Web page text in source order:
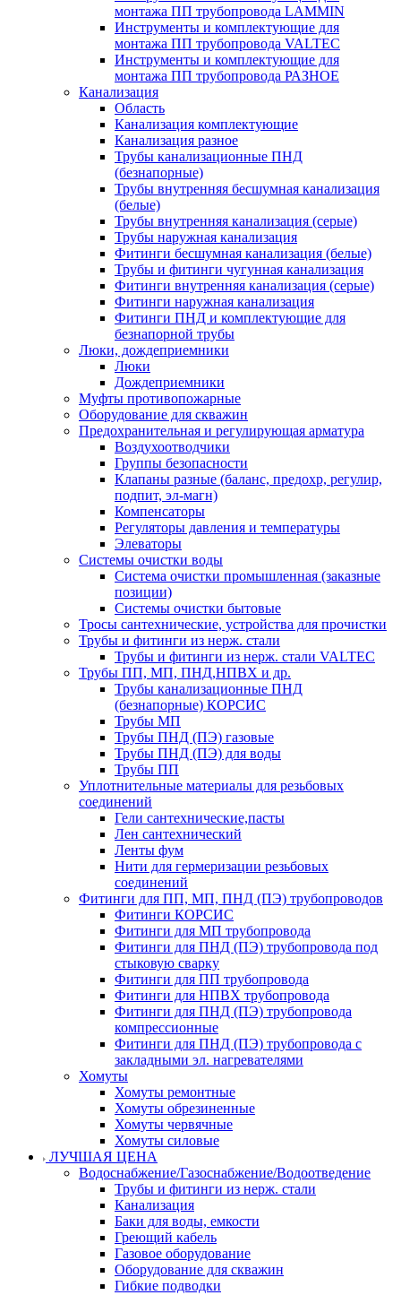
монтажа ПП трубопровода LAMMIN
Инструменты и комплектующие для
монтажа ПП трубопровода VALTEC
Инструменты и комплектующие для
монтажа ПП трубопровода РАЗНОЕ
Канализация
Область
Канализация комплектующие
Канализация разное
Трубы канализационные ПНД
(безнапорные)
Трубы внутренняя бесшумная канализация
(белые)
Трубы внутренняя канализация (серые)
Трубы наружная канализация
Фитинги бесшумная канализация (белые)
Трубы и фитинги чугунная канализация
Фитинги внутренняя канализация (серые)
Фитинги наружная канализация
Фитинги ПНД и комплектующие для
безнапорной трубы
Люки, дождеприемники
Люки
Дождеприемники
Муфты противопожарные
Оборудование для скважин
Предохранительная и регулирующая арматура
Воздухоотводчики
Группы безопасности
Клапаны разные (баланс, предохр, регулир,
подпит, эл-магн)
Компенсаторы
Регуляторы давления и температуры
Элеваторы
Системы очистки воды
Система очистки промышленная (заказные
позиции)
Системы очистки бытовые
Тросы сантехнические, устройства для прочистки
Трубы и фитинги из нерж. стали
Трубы и фитинги из нерж. стали VALTEC
Трубы ПП, МП, ПНД,НПВХ и др.
Трубы канализационные ПНД
(безнапорные) КОРСИС
Трубы МП
Трубы ПНД (ПЭ) газовые
Трубы ПНД (ПЭ) для воды
Трубы ПП
Уплотнительные материалы для резьбовых
соединений
Гели сантехнические,пасты
Лен сантехнический
Ленты фум
Нити для гермеризации резьбовых
соединений
Фитинги для ПП, МП, ПНД (ПЭ) трубопроводов
Фитинги КОРСИС
Фитинги для МП трубопровода
Фитинги для ПНД (ПЭ) трубопровода под
стыковую сварку
Фитинги для ПП трубопровода
Фитинги для НПВХ трубопровода
Фитинги для ПНД (ПЭ) трубопровода
компрессионные
Фитинги для ПНД (ПЭ) трубопровода с
закладными эл. нагревателями
Хомуты
Хомуты ремонтные
Хомуты обрезиненные
Хомуты червячные
Хомуты силовые
ЛУЧШАЯ ЦЕНА
Водоснабжение/Газоснабжение/Водоотведение
Трубы и фитинги из нерж. стали
Канализация
Баки для воды, емкости
Греющий кабель
Газовое оборудование
Оборудование для скважин
Гибкие подводки